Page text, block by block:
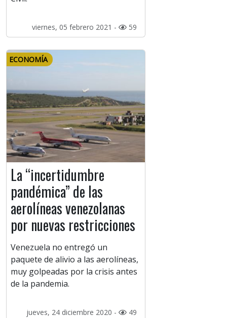
viernes, 05 febrero 2021 - 59
ECONOMÍA
La “incertidumbre
pandémica” de las
aerolíneas venezolanas
por nuevas restricciones
Venezuela no entregó un
paquete de alivio a las aerolíneas,
muy golpeadas por la crisis antes
de la pandemia.
jueves, 24 diciembre 2020 - 49